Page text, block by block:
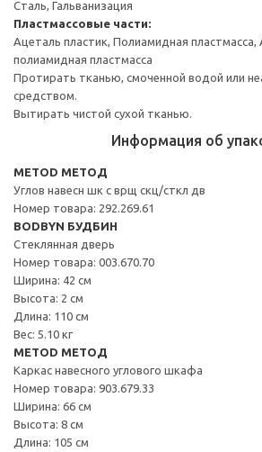
Сталь, Гальванизация
Пластмассовые части:
Ацеталь пластик, Полиамидная
полиамидная пластмасса
Протирать тканью, смоченной водой или
средством.
Вытирать чистой сухой тканью.
Информация об
METOD МЕТОД
Углов навесн шк с врщ скц/сткл дв
Номер товара: 292.269.61
BODBYN БУДБИН
Стеклянная дверь
Номер товара: 003.670.70
Ширина: 42 см
Высота: 2 см
Длина: 110 см
Вес: 5.10 кг
METOD МЕТОД
Каркас навесного углового шкафа
Номер товара: 903.679.33
Ширина: 66 см
Высота: 8 см
Длина: 105 см